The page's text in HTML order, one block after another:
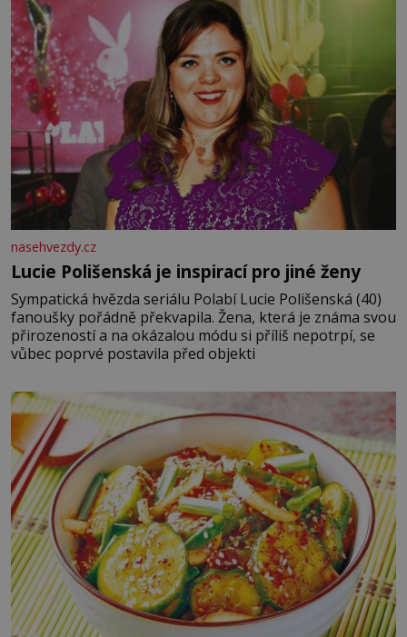
nasehvezdy.cz
Lucie Polišenská je inspirací pro jiné ženy
Sympatická hvězda seriálu Polabí Lucie Polišenská (40)
fanoušky pořádně překvapila. Žena, která je známa svou
přirozeností a na okázalou módu si příliš nepotrpí, se
vůbec poprvé postavila před objekti